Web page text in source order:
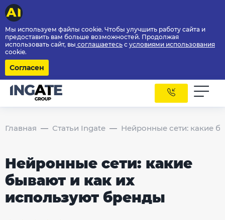
Мы используем файлы cookie. Чтобы улучшить работу сайта и
предоставить вам больше возможностей. Продолжая
использовать сайт, вы соглашаетесь с условиями использования
cookie.
Согласен
Главная Статьи Ingate Нейронные сети: какие
Нейронные сети: какие
бывают и как их
используют бренды